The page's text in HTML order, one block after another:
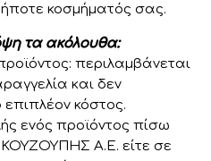
κοσμήματός σας.
τα ακόλουθα:
περιλαμβάνεται
και δεν
κόστος.
ενός προϊόντος πίσω
Α.Ε. είτε σε